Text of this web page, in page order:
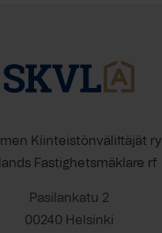
Kiinteistönvälittäjät ry
Fastighetsmäklare rf
Pasilankatu 2
00240 Helsinki